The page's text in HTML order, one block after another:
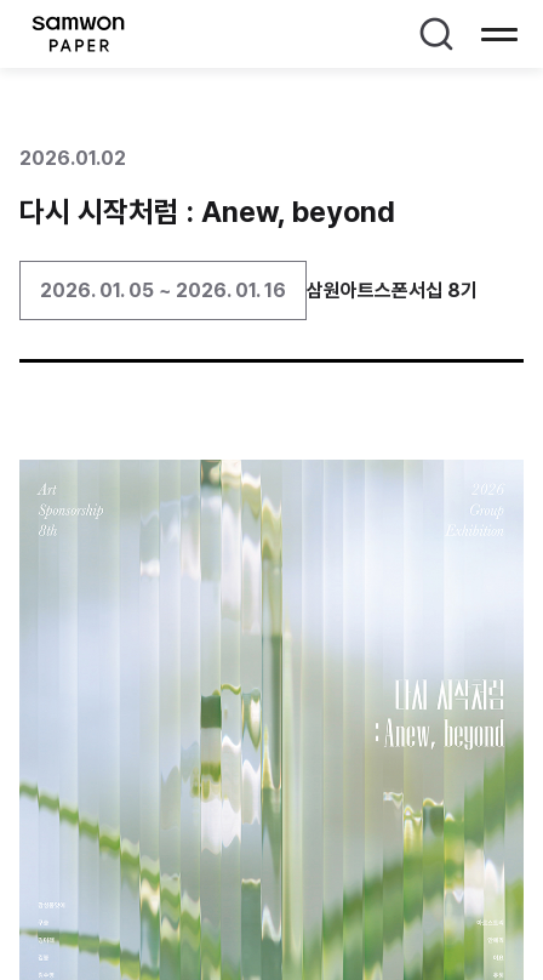
2026.01.02
다시 시작처럼 : Anew, beyond
2026. 01. 05 ~ 2026. 01. 16 삼원아트스폰서십 8기